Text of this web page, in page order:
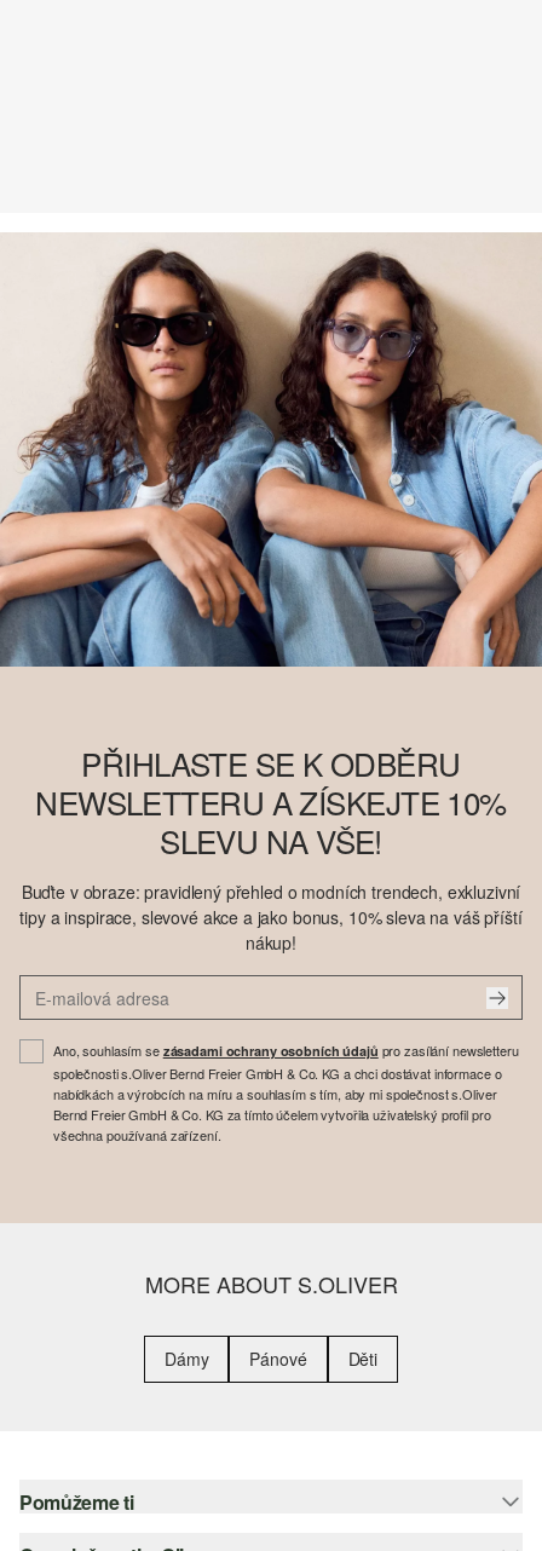
PŘIHLASTE SE K ODBĚRU
NEWSLETTERU A ZÍSKEJTE 10%
SLEVU NA VŠE!
Buďte v obraze: pravidlený přehled o modních trendech, exkluzivní
tipy a inspirace, slevové akce a jako bonus, 10% sleva na váš příští
nákup!
Ano, souhlasím se zásadami ochrany osobních údajů pro zasílání newsletteru
společnosti s.Oliver Bernd Freier GmbH & Co. KG a chci dostávat informace o
nabídkách a výrobcích na míru a souhlasím s tím, aby mi společnost s.Oliver
Bernd Freier GmbH & Co. KG za tímto účelem vytvořila uživatelský profil pro
všechna používaná zařízení.
MORE ABOUT S.OLIVER
Dámy Pánové Děti
Pomůžeme ti